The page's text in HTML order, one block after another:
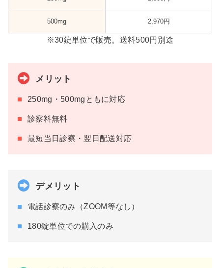
500mg 2,970円
※30錠単位で販売。送料500円別途
メリット
250mg・500mgともに対応
診察料無料
最短当日診察・翌日配送対応
デメリット
電話診察のみ（ZOOM等なし）
180錠単位での購入のみ